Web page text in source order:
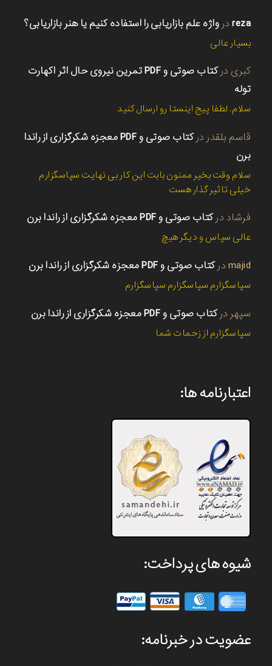
reza در واژه علم بازاریابی را استفاده کنیم یا هنر بازاریابی؟
بسیار عالی
کبری در
کتاب صوتی و PDF تمرین نیروی حال اثر اکهارت
توله
سلام. لطفا پیج اینستا رو ارسال کنید
قاسم بلقدر در
کتاب صوتی و PDF معجزه شکرگزاری از راندا
برن
سلام وقت بخیر ممنون بابت این کار بی نهایت سپاسگزارم
خیلی تاثیر گذار هست
فرشاد درکتاب صوتی و PDF معجزه شکرگزاری از راندا برن
عالی سپاس و دیگر هیچ
majid درکتاب صوتی و PDF معجزه شکرگزاری از راندا برن
سپاسگزارم سپاسگزارم سپاسگزارم
سپهر درکتاب صوتی و PDF معجزه شکرگزاری از راندا برن
سپاسگزارم از زحمات شما
اعتبارنامه ها:
شیوه های پرداخت:
عضویت در خبرنامه: